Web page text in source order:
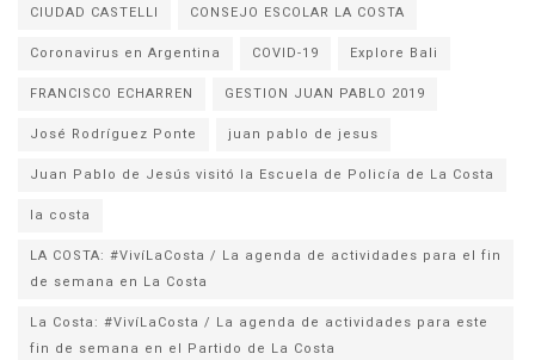
CIUDAD CASTELLI
CONSEJO ESCOLAR LA COSTA
Coronavirus en Argentina
COVID-19
Explore Bali
FRANCISCO ECHARREN
GESTION JUAN PABLO 2019
José Rodríguez Ponte
juan pablo de jesus
la costa
LA COSTA: #VivíLaCosta / La agenda de actividades para el fin
de semana en La Costa
La Costa: #VivíLaCosta / La agenda de actividades para este
fin de semana en el Partido de La Costa